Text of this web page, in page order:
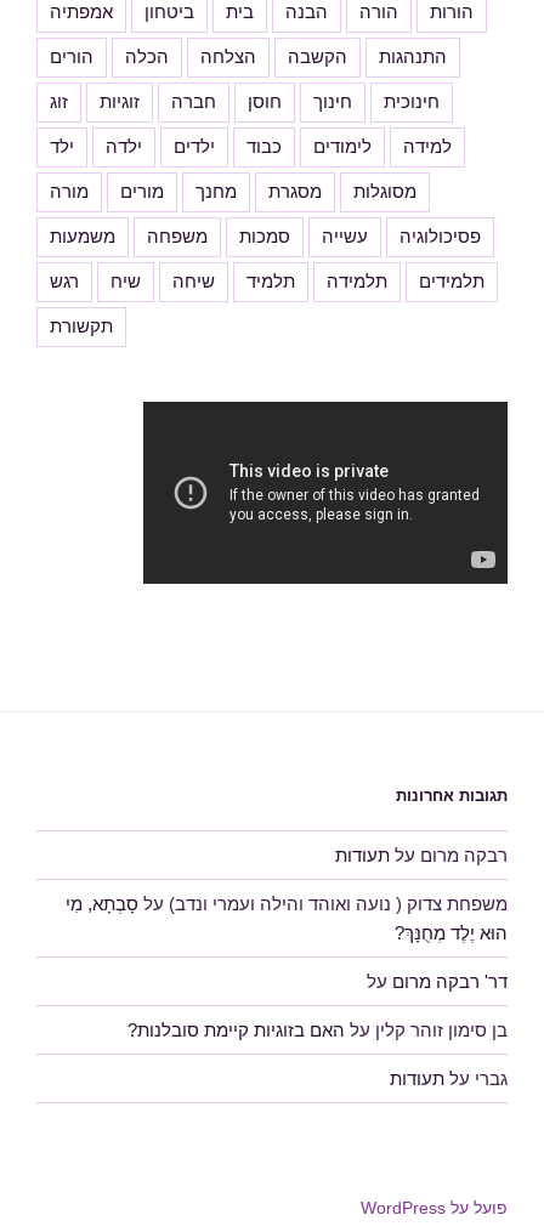
אמפתיה ביטחון בית הבנה הורה הורות
הורים הכלה הצלחה הקשבה התנהגות
זוג זוגיות חברה חוסן חינוך חינוכית
ילד ילדה ילדים כבוד לימודים למידה
מורה מורים מחנך מסגרת מסוגלות
משמעות משפחה סמכות עשייה פסיכולוגיה
רגש שיח שיחה תלמיד תלמידה תלמידים
תקשורת
תגובות אחרונות
רבקה מרום על תעודות
משפחת צדוק ( נועה ואוהד והילה ועמרי ונדב) על סָבְתָא, מִי
הוּא יֶלֶד מְחֻנָּךְ?
דר' רבקה מרום על
בן סימון זוהר קלין על האם בזוגיות קיימת סובלנות?
גברי על תעודות
פועל על WordPress